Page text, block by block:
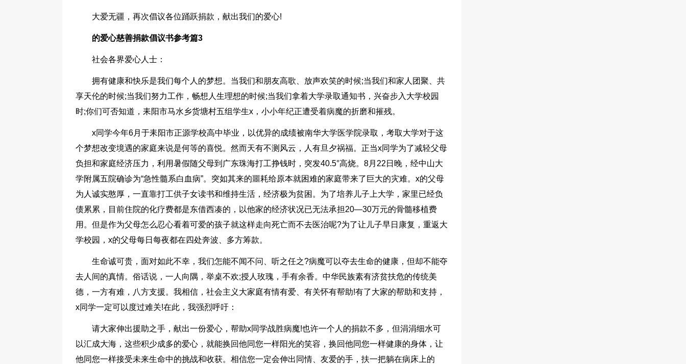
大爱无疆，再次倡议各位踊跃捐款，献出我们的爱心!
的爱心慈善捐款倡议书参考篇3
社会各界爱心人士：
拥有健康和快乐是我们每个人的梦想。当我们和朋友高歌、放声欢笑的时候;当我们和家人团聚、共
享天伦的时候;当我们努力工作，畅想人生理想的时候;当我们拿着大学录取通知书，兴奋步入大学校园
时;你们可否知道，耒阳市马水乡货塘村五组学生x，小小年纪正遭受着病魔的折磨和摧残。
x同学今年6月于耒阳市正源学校高中毕业，以优异的成绩被南华大学医学院录取，考取大学对于这
个梦想改变境遇的家庭来说是何等的喜悦。然而天有不测风云，人有旦夕祸福。正当x同学为了减轻父母
负担和家庭经济压力，利用暑假随父母到广东珠海打工挣钱时，突发40.5°高烧。8月22日晚，经中山大
学附属五院确诊为“急性髓系白血病”。突如其来的噩耗给原本就困难的家庭带来了巨大的灾难。x的父母
为人诚实憨厚，一直靠打工供子女读书和维持生活，经济极为贫困。为了培养儿子上大学，家里已经负
债累累，目前住院的化疗费都是东借西凑的，以他家的经济状况已无法承担20—30万元的骨髓移植费
用。但是作为父母怎么忍心看着可爱的孩子就这样走向死亡而不去医治呢?为了让儿子早日康复，重返大
学校园，x的父母每日每夜都在四处奔波、多方筹款。
生命诚可贵，面对如此不幸，我们怎能不闻不问、听之任之?病魔可以夺去生命的健康，但却不能夺
去人间的真情。俗话说，一人向隅，举桌不欢;授人玫瑰，手有余香。中华民族素有济贫扶危的传统美
德，一方有难，八方支援。我相信，社会主义大家庭有情有爱、有关怀有帮助!有了大家的帮助和支持，
x同学一定可以度过难关!在此，我强烈呼吁：
请大家伸出援助之手，献出一份爱心，帮助x同学战胜病魔!也许一个人的捐款不多，但涓涓细水可
以汇成大海，这些积少成多的爱心，就能换回他同您一样阳光的笑容，换回他同您一样健康的身体，让
他同您一样接受未来生命中的挑战和收获。相信您一定会伸出同情、友爱的手，扶一把躺在病床上的